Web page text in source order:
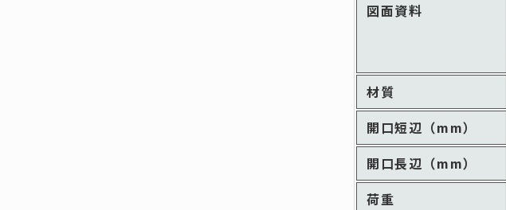
図面資料
材質
開口短辺 （mm）
開口長辺 （mm）
荷重